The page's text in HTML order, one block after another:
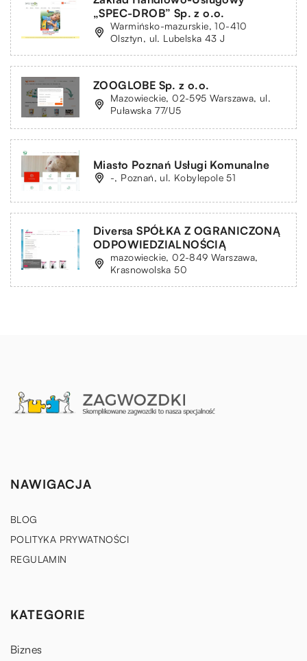
„SPEC-DROB” Sp. z o.o.
Warmińsko-mazurskie, 10-410
Olsztyn, ul. Lubelska 43 J
ZOOGLOBE Sp. z o.o.
Mazowieckie, 02-595 Warszawa, ul.
Puławska 77/U5
Miasto Poznań Usługi Komunalne
-, Poznań, ul. Kobylepole 51
Diversa SPÓŁKA Z OGRANICZONĄ
ODPOWIEDZIALNOŚCIĄ
mazowieckie, 02-849 Warszawa,
Krasnowolska 50
NAWIGACJA
BLOG
POLITYKA PRYWATNOŚCI
REGULAMIN
KATEGORIE
Biznes